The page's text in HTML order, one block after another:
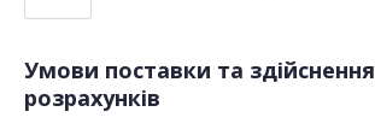
Умови поставки та здійснення
розрахунків